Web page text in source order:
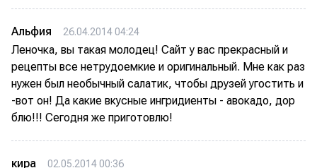
Альфия 26.04.2014 04:24
Леночка, вы такая молодец! Сайт у вас прекрасный и
рецепты все нетрудоемкие и оригинальный. Мне как раз
нужен был необычный салатик, чтобы друзей угостить и
-вот он! Да какие вкусные ингридиенты - авокадо, дор
блю!!! Сегодня же приготовлю!
кира 02.05.2014 00:36